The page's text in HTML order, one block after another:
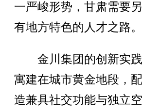
一严峻形势，甘肃需要
有地方特色的人才之路。
金川集团的创新实践
寓建在城市黄金地段，
造兼具社交功能与独立